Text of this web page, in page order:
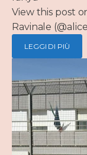
View this post
Ravinale
LEGGI DI PIÙ